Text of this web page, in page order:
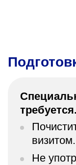
требуется.
визитом.
Не